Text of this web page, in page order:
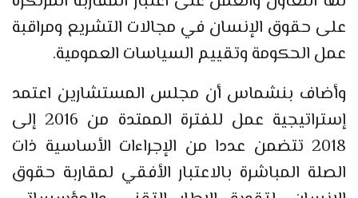
على حقوق الإنسان في مجالات التشريع ومراقبة
عمل الحكومة وتقييم السياسات العمومية.
وأضاف بنشماس أن مجلس المستشارين اعتمد
إستراتيجية عمل للفترة الممتدة من 2016 إلى
2018 تتضمن عددا من الإجراءات الأساسية ذات
الصلة المباشرة بالاعتبار الأفقي لمقاربة حقوق